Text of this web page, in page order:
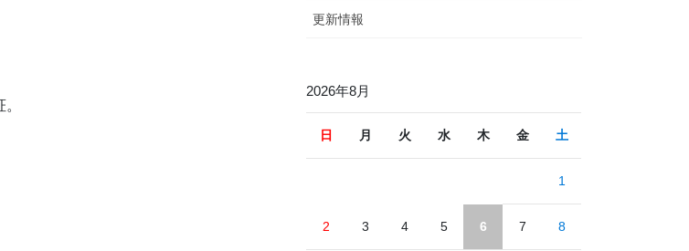
更新情報
2026年8月
日 月 火 水 木 金 土
1
2 3 4 5 6 7 8